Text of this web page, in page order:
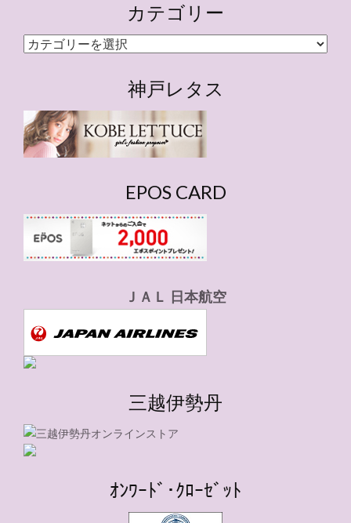
カテゴリー
カ
ー
神戸レタス
EPOS CARD
ＪＡＬ 日本航空
三越伊勢丹
ｵﾝﾜｰﾄﾞ･ｸﾛｰｾﾞｯﾄ